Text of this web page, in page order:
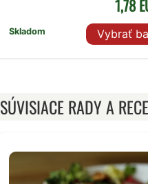
Skladom
1,78
Vybrať
SÚVISIACE RADY A